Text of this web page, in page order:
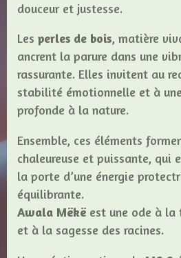
douceur et justesse.
Les perles de bois, matière
ancrent la parure dans une
rassurante. Elles invitent au
stabilité émotionnelle et à
profonde à la nature.
Ensemble, ces éléments
chaleureuse et puissante, qui
la porte d’une énergie
équilibrante.
Awala Mëkë est une ode à la
et à la sagesse des racines.